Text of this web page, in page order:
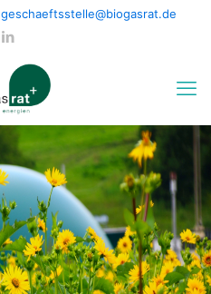
geschaeftsstelle@biogasrat.de